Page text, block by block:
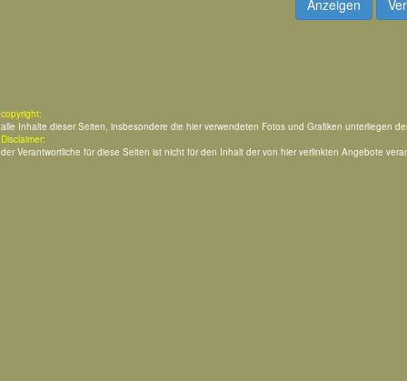
Anzeigen
copyright:
alle Inhalte dieser Seiten, insbesondere die hier verwendeten Fotos und Grafiken unterliegen
Disclaimer:
der Verantwortliche für diese Seiten ist nicht für den Inhalt der von hier verlinkten Angebote